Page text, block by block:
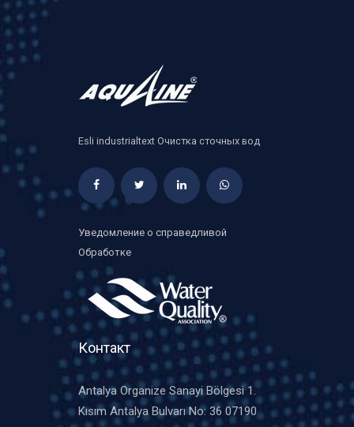
Esli industrialtext Очистка сточных вод
Уведомление о справедливой
Обработке
Контакт
Antalya Organize Sanayi Bölgesi 1.
Kısım Antalya Bulvarı No: 36 07190